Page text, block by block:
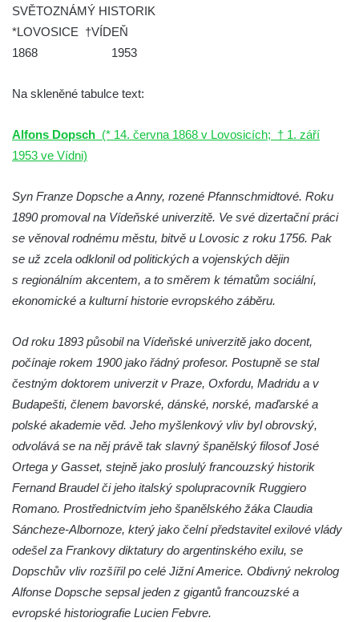
bráně hřbitova v Horní Chřibské.
Pamětní deska Friedricha Schillera u
rozhledny Háj u Aše
kameni
Pamětní deska Karla Kryla na ulici 1. máje v
Olomouci
Pamětní deska Věnceslava Metelky na
budově banky v Palackého ulici v Náchodě
Pamětní deska Josefa Regnera-
Havlovického na bývalém děkanství v ulici
Pamětní deska Josefa Kajetána Tyla na
náměstí Jiřího z Poděbrad v Hořicích
Pamětní deska evangelického kostela
(Centra setkávání) v Dolní Poustevně
Pamětní deska Augustina Podoláka v
Chrámu Proměnění Páně ve Varnsdorfu
Pamětní deska Alfonse Dopsche na
Městské knihovně Lovosice
Pamětní deska Vinařsko-ovocnářské školy
na domě čp. 32/5 v Husově ulici v Mělníku
SVĚTOZNÁMÝ HISTORIK
*LOVOSICE †VÍDEŇ
1868 1953
Na skleněné tabulce text:
Alfons Dopsch (* 14. června 1868 v Lovosicích; † 1. září
1953 ve Vídni)
Syn Franze Dopsche a Anny, rozené Pfannschmidtové. Roku
1890 promoval na Vídeňské univerzitě. Ve své dizertační práci
se věnoval rodnému městu, bitvě u Lovosic z roku 1756. Pak
se už zcela odklonil od politických a vojenských dějin
s regionálním akcentem, a to směrem k tématům sociální,
ekonomické a kulturní historie evropského záběru.
Od roku 1893 působil na Vídeňské univerzitě jako docent,
počínaje rokem 1900 jako řádný profesor. Postupně se stal
čestným doktorem univerzit v Praze, Oxfordu, Madridu a v
Budapešti, členem bavorské, dánské, norské, maďarské a
polské akademie věd. Jeho myšlenkový vliv byl obrovský,
odvolává se na něj právě tak slavný španělský filosof José
Ortega y Gasset, stejně jako proslulý francouzský historik
Fernand Braudel či jeho italský spolupracovník Ruggiero
Romano. Prostřednictvím jeho španělského žáka Claudia
Sáncheze-Albornoze, který jako čelní představitel exilové vlády
odešel za Frankovy diktatury do argentinského exilu, se
Dopschův vliv rozšířil po celé Jižní Americe. Obdivný nekrolog
Alfonse Dopsche sepsal jeden z gigantů francouzské a
evropské historiografie Lucien Febvre.